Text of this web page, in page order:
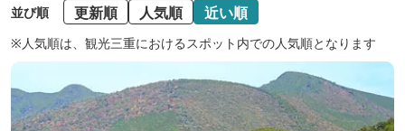
並び順 更新順 人気順 近い順
※人気順は、観光三重におけるスポット内での人気順となります